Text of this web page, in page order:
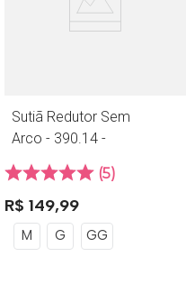
Sutiã Redutor Sem
Arco - 390.14 -
5
R$ 149,99
M G GG